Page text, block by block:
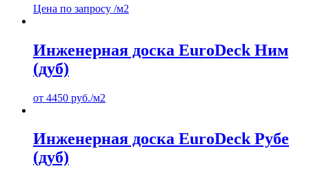
Цена по запросу /м2
Инженерная доска EuroDeck Ним
(дуб)
от 4450 руб./м2
Инженерная доска EuroDeck Рубе
(дуб)